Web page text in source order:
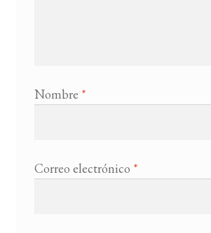
Nombre *
Correo electrónico *